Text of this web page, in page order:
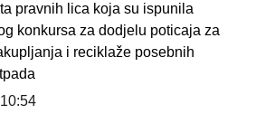
pravnih lica koja su ispunila
konkursa za dodjelu poticaja za
i reciklaže posebnih